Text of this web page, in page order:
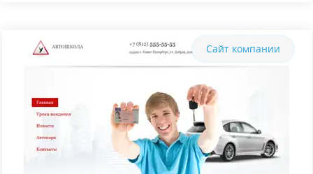
Сайт компании